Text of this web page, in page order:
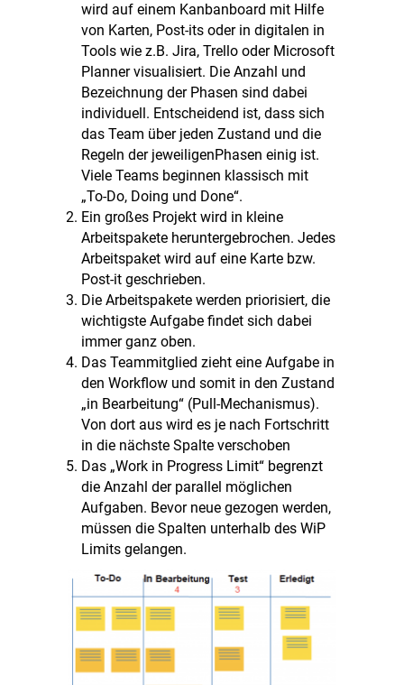
wird auf einem Kanbanboard mit Hilfe
von Karten, Post-its oder in digitalen in
Tools wie z.B. Jira, Trello oder Microsoft
Planner visualisiert. Die Anzahl und
Bezeichnung der Phasen sind dabei
individuell. Entscheidend ist, dass sich
das Team über jeden Zustand und die
Regeln der jeweiligenPhasen einig ist.
Viele Teams beginnen klassisch mit
„To-Do, Doing und Done“.
Ein großes Projekt wird in kleine
Arbeitspakete heruntergebrochen. Jedes
Arbeitspaket wird auf eine Karte bzw.
Post-it geschrieben.
Die Arbeitspakete werden priorisiert, die
wichtigste Aufgabe findet sich dabei
immer ganz oben.
Das Teammitglied zieht eine Aufgabe in
den Workflow und somit in den Zustand
„in Bearbeitung“ (Pull-Mechanismus).
Von dort aus wird es je nach Fortschritt
in die nächste Spalte verschoben
Das „Work in Progress Limit“ begrenzt
die Anzahl der parallel möglichen
Aufgaben. Bevor neue gezogen werden,
müssen die Spalten unterhalb des WiP
Limits gelangen.